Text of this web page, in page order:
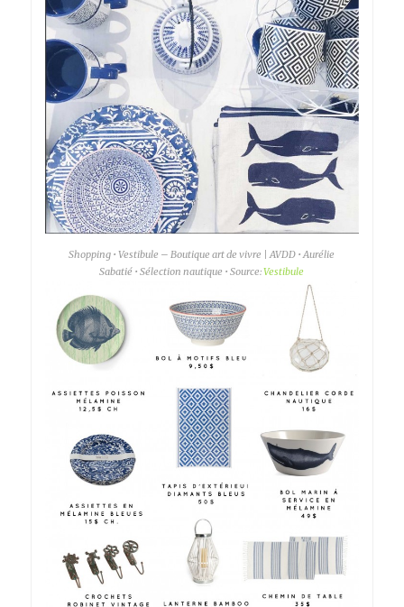
Shopping • Vestibule – Boutique art de vivre | AVDD • Aurélie
Sabatié • Sélection nautique • Source:Vestibule